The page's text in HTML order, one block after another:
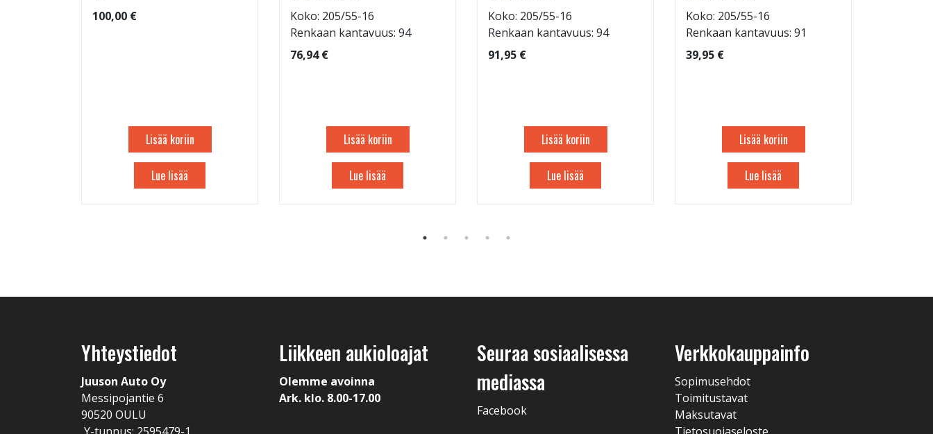
100,00 €
Lisää koriin
Lue lisää
Koko: 205/55-16
Renkaan kantavuus: 94
76,94 €
Lisää koriin
Lue lisää
Koko: 205/55-16
Renkaan kantavuus: 94
91,95 €
Lisää koriin
Lue lisää
Koko: 205/55-16
Renkaan kantavuus: 91
39,95 €
Lisää koriin
Lue lisää
Yhteystiedot
Juuson Auto Oy
Messipojantie 6
90520 OULU
Liikkeen aukioloajat
Olemme avoinna
Ark. klo. 8.00-17.00
Seuraa sosiaalisessa
mediassa
Facebook
Verkkokauppainfo
Sopimusehdot
Toimitustavat
Maksutavat